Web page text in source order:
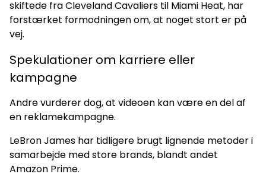
skiftede fra Cleveland Cavaliers til Miami Heat, har
forstærket formodningen om, at noget stort er på
vej.
Spekulationer om karriere eller
kampagne
Andre vurderer dog, at videoen kan være en del af
en reklamekampagne.
LeBron James har tidligere brugt lignende metoder i
samarbejde med store brands, blandt andet
Amazon Prime.